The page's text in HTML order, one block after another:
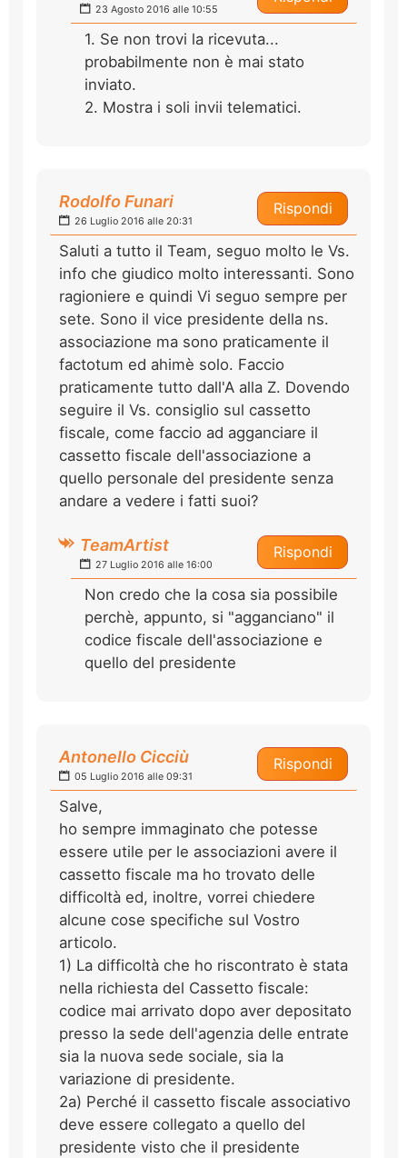
23 Agosto 2016 alle 10:55
1. Se non trovi la ricevuta...
probabilmente non è mai stato
inviato.
2. Mostra i soli invii telematici.
Rispondi
Rodolfo Funari
26 Luglio 2016 alle 20:31
Saluti a tutto il Team, seguo molto le Vs.
info che giudico molto interessanti. Sono
ragioniere e quindi Vi seguo sempre per
sete. Sono il vice presidente della ns.
associazione ma sono praticamente il
factotum ed ahimè solo. Faccio
praticamente tutto dall'A alla Z. Dovendo
seguire il Vs. consiglio sul cassetto
fiscale, come faccio ad agganciare il
cassetto fiscale dell'associazione a
quello personale del presidente senza
andare a vedere i fatti suoi?
Rispondi
TeamArtist
27 Luglio 2016 alle 16:00
Non credo che la cosa sia possibile
perchè, appunto, si "agganciano" il
codice fiscale dell'associazione e
quello del presidente
Rispondi
Antonello Cicciù
05 Luglio 2016 alle 09:31
Salve,
ho sempre immaginato che potesse
essere utile per le associazioni avere il
cassetto fiscale ma ho trovato delle
difficoltà ed, inoltre, vorrei chiedere
alcune cose specifiche sul Vostro
articolo.
1) La difficoltà che ho riscontrato è stata
nella richiesta del Cassetto fiscale:
codice mai arrivato dopo aver depositato
presso la sede dell'agenzia delle entrate
sia la nuova sede sociale, sia la
variazione di presidente.
2a) Perché il cassetto fiscale associativo
deve essere collegato a quello del
presidente visto che il presidente